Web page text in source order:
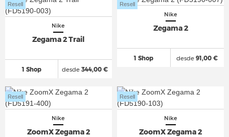
Nike
Zegama 2 Trail
1 Shop
Resell
desde 344,00 €
Nike
Zegama 2
1 Shop
Resell
desde 91,00 €
Nike
ZoomX Zegama 2
Resell
Nike
ZoomX Zegama 2
Resell